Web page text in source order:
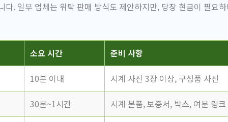
다. 일부 업체는 위탁 판매 방식도 제안하지만, 당장 현금이 필요
소요 시간 준비 사항
10분 이내 시계 사진 3장 이상, 구성품 사진
30분~1시간 시계 본품, 보증서, 박스, 여분 링크